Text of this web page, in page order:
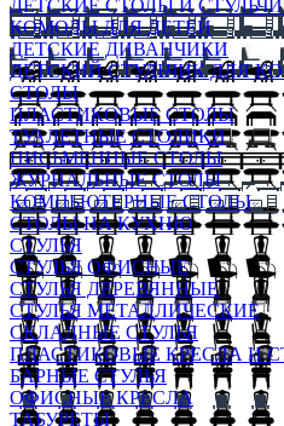
ДЕТСКИЕ СТОЛЫ И
КОМОДЫ ДЛЯ ДЕТЕЙ
ДЕТСКИЕ ДИВАНЧИКИ
ДЕТСКИЙ СТУЛЬЧИК ДЛЯ
СТОЛЫ
ПЛАСТИКОВЫЕ СТОЛЫ
ТУАЛЕТНЫЕ СТОЛИКИ
ПИСЬМЕННЫЕ СТОЛЫ
ЖУРНАЛЬНЫЕ СТОЛЫ
КОМПЬЮТЕРНЫЕ СТОЛЫ
СТОЛЫ НА КУХНЮ
СТУЛЬЯ
СТУЛЬЯ ОФИСНЫЕ
СТУЛЬЯ ДЕРЕВЯННЫЕ
СТУЛЬЯ МЕТАЛЛИЧЕСКИЕ
СКЛАДНЫЕ СТУЛЬЯ
ПЛАСТИКОВЫЕ КРЕСЛА И
БАРНЫЕ СТУЛЬЯ
ОФИСНЫЕ КРЕСЛА
ТАБУРЕТЫ